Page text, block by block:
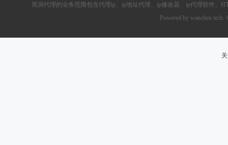
黑洞代理的业务范围包含代理ip 、ip地址代理、ip修改器、 ip代理软件
Powered by wanchen